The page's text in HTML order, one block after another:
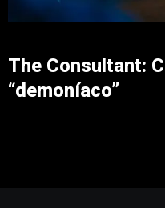
The Consultant:
“demoníaco”